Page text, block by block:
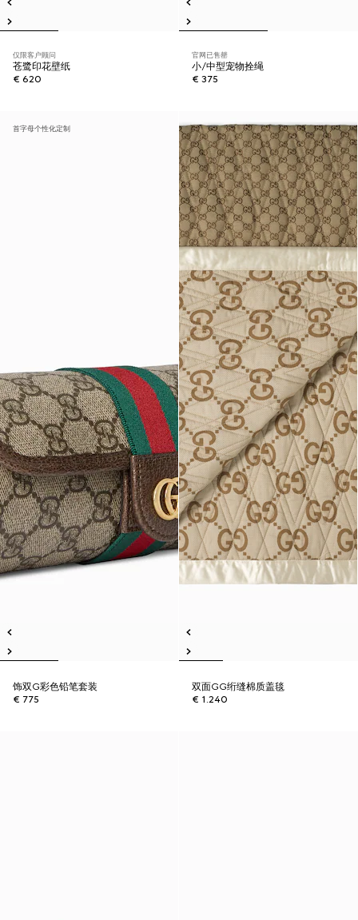
仅限客户顾问
苍鹭印花壁纸
€ 620
官网已售罄
小/中型宠物拴绳
€ 375
首字母个性化定制
饰双G彩色铅笔套装
€ 775
双面GG绗缝棉质盖毯
€ 1.240